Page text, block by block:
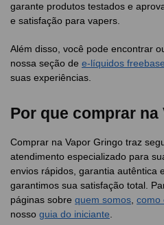
garante produtos testados e
e satisfação para vapers.
Além disso, você pode encontrar
nossa seção de e-líquidos
suas experiências.
Por que comprar na
Comprar na Vapor Gringo traz
atendimento especializado para
envios rápidos, garantia autêntica
garantimos sua satisfação total.
páginas sobre quem somos como
nosso guia do iniciante